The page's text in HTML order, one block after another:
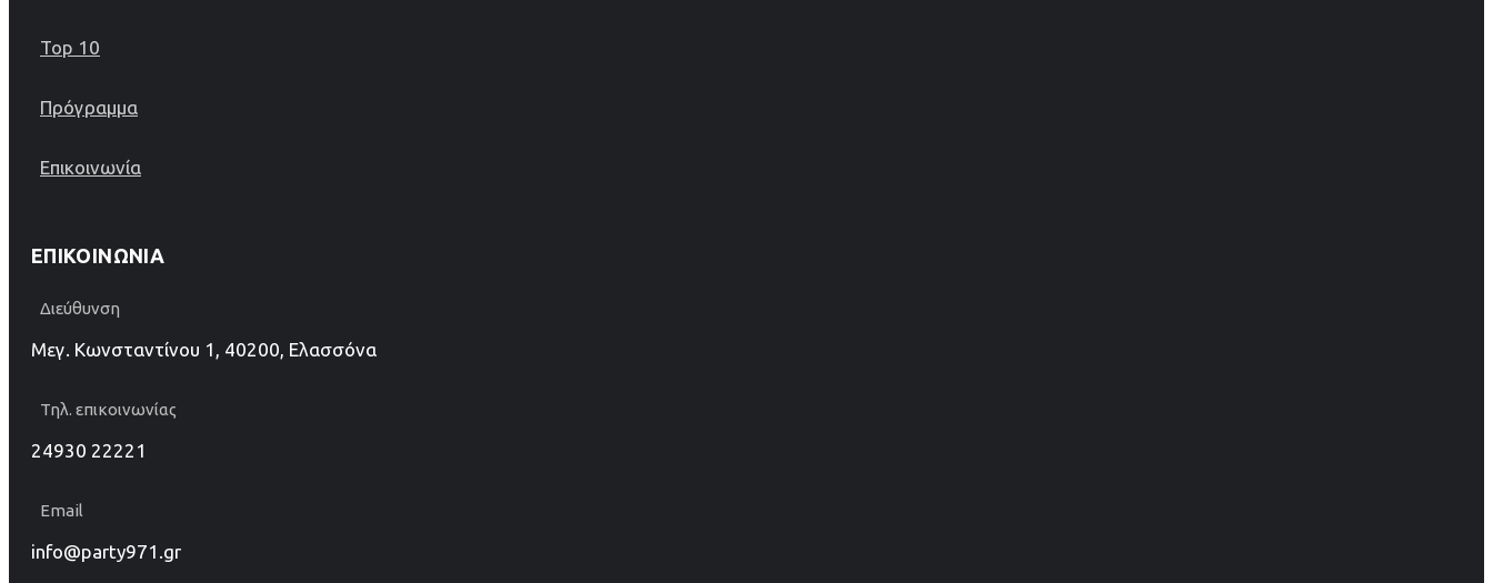
Top 10
Πρόγραμμα
Επικοινωνία
ΕΠΙΚΟΙΝΩΝΊΑ
Διεύθυνση
Μεγ. Κωνσταντίνου 1, 40200, Ελασσόνα
Τηλ. επικοινωνίας
24930 22221
Email
info@party971.gr